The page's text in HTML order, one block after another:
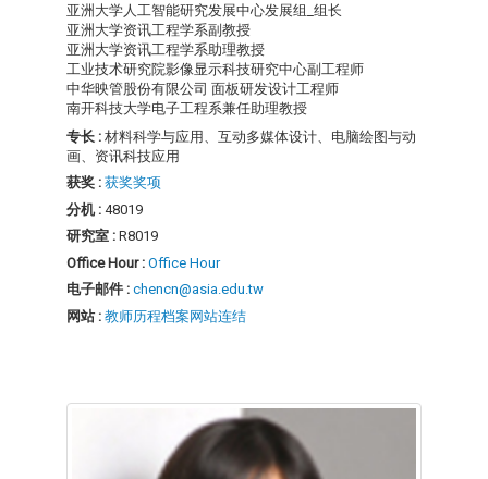
亚洲大学人工智能研究发展中心发展组_组长
亚洲大学资讯工程学系副教授
亚洲大学资讯工程学系助理教授
工业技术研究院影像显示科技研究中心副工程师
中华映管股份有限公司 面板研发设计工程师
南开科技大学电子工程系兼任助理教授
专长 : 材料科学与应用、互动多媒体设计、电脑绘图与动
画、资讯科技应用
获奖 : 获奖奖项
分机 : 48019
研究室 : R8019
Office Hour : Office Hour
电子邮件 : chencn@asia.edu.tw
网站 : 教师历程档案网站连结